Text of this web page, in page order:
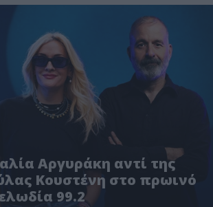
Αργυράκη αντί της
Κουστένη στο πρωινό
99.2